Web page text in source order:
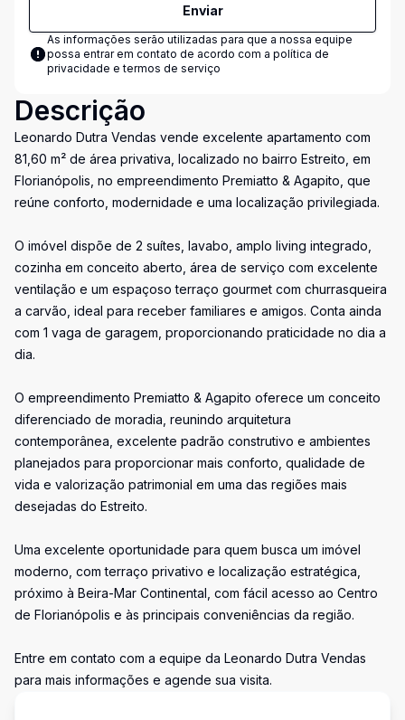
Enviar
As informações serão utilizadas para que a nossa equipe
possa entrar em contato de acordo com a política de
privacidade e termos de serviço
Descrição
Leonardo Dutra Vendas vende excelente apartamento com
81,60 m² de área privativa, localizado no bairro Estreito, em
Florianópolis, no empreendimento Premiatto & Agapito, que
reúne conforto, modernidade e uma localização privilegiada.
O imóvel dispõe de 2 suítes, lavabo, amplo living integrado,
cozinha em conceito aberto, área de serviço com excelente
ventilação e um espaçoso terraço gourmet com churrasqueira
a carvão, ideal para receber familiares e amigos. Conta ainda
com 1 vaga de garagem, proporcionando praticidade no dia a
dia.
O empreendimento Premiatto & Agapito oferece um conceito
diferenciado de moradia, reunindo arquitetura
contemporânea, excelente padrão construtivo e ambientes
planejados para proporcionar mais conforto, qualidade de
vida e valorização patrimonial em uma das regiões mais
desejadas do Estreito.
Uma excelente oportunidade para quem busca um imóvel
moderno, com terraço privativo e localização estratégica,
próximo à Beira-Mar Continental, com fácil acesso ao Centro
de Florianópolis e às principais conveniências da região.
Entre em contato com a equipe da Leonardo Dutra Vendas
para mais informações e agende sua visita.